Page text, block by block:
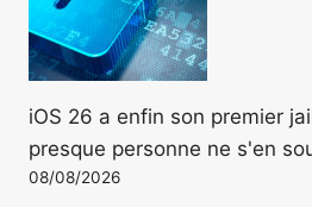
iOS 26 a enfin son premier
presque personne ne s'en
08/08/2026